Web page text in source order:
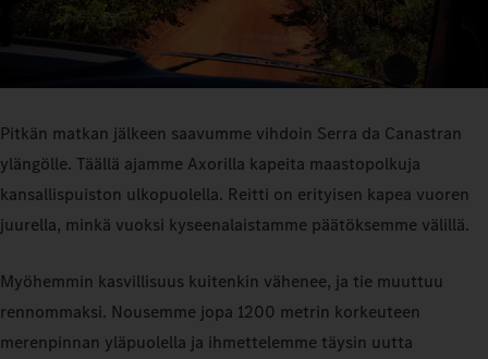
Pitkän matkan jälkeen saavumme vihdoin Serra da Canastran
ylängölle. Täällä ajamme Axorilla kapeita maastopolkuja
kansallispuiston ulkopuolella. Reitti on erityisen kapea vuoren
juurella, minkä vuoksi kyseenalaistamme päätöksemme välillä.
Myöhemmin kasvillisuus kuitenkin vähenee, ja tie muuttuu
rennommaksi. Nousemme jopa 1200 metrin korkeuteen
merenpinnan yläpuolella ja ihmettelemme täysin uutta